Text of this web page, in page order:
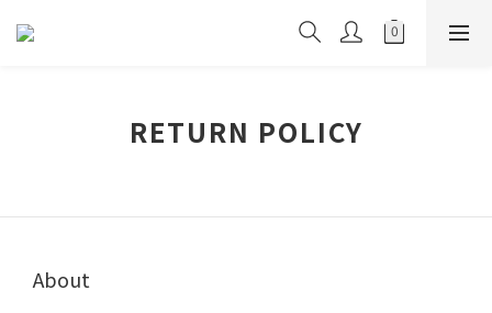
RETURN POLICY
About